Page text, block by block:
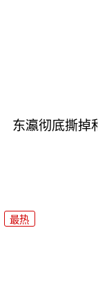
东瀛彻底撕掉
最热